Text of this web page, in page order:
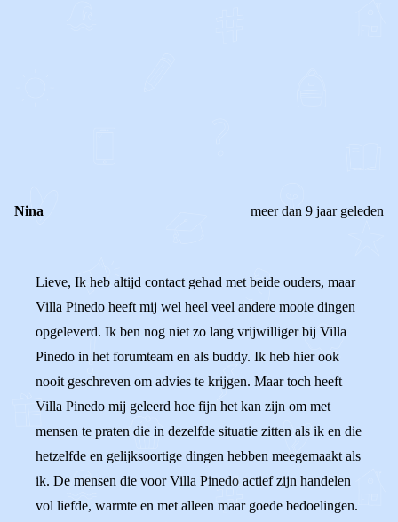
Nina meer dan 9 jaar geleden
Lieve, Ik heb altijd contact gehad met beide ouders, maar
Villa Pinedo heeft mij wel heel veel andere mooie dingen
opgeleverd. Ik ben nog niet zo lang vrijwilliger bij Villa
Pinedo in het forumteam en als buddy. Ik heb hier ook
nooit geschreven om advies te krijgen. Maar toch heeft
Villa Pinedo mij geleerd hoe fijn het kan zijn om met
mensen te praten die in dezelfde situatie zitten als ik en die
hetzelfde en gelijksoortige dingen hebben meegemaakt als
ik. De mensen die voor Villa Pinedo actief zijn handelen
vol liefde, warmte en met alleen maar goede bedoelingen.